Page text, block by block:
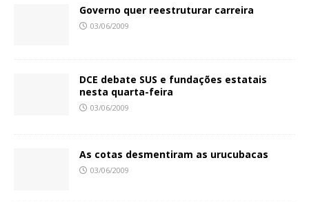
Governo quer reestruturar carreira
03/06/2009
DCE debate SUS e fundações estatais
nesta quarta-feira
03/06/2009
As cotas desmentiram as urucubacas
03/06/2009